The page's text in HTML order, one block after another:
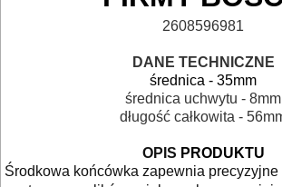
URZĄDZENIA
BUDOWLANE
MASZYNY
2608596981
DANE TECHNICZNE
średnica - 35mm
średnica uchwytu - 8mm
długość całkowita -
OPIS PRODUKTU
Środkowa końcówka zapewnia precyzyjne